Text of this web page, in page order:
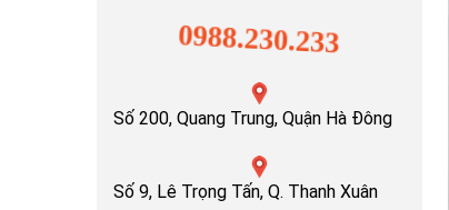
0988.230.233
Số 200, Quang Trung, Quận Hà Đông
Số 9, Lê Trọng Tấn, Q. Thanh Xuân